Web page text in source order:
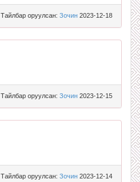
Тайлбар оруулсан: Зочин 2023-12-18
Тайлбар оруулсан: Зочин 2023-12-15
Тайлбар оруулсан: Зочин 2023-12-14